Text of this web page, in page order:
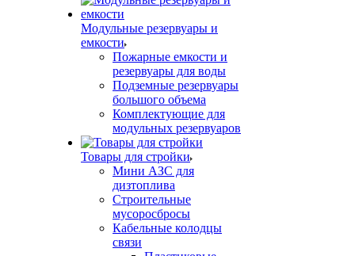
Модульные резервуары и
емкости
Пожарные емкости и
резервуары для воды
Подземные резервуары
большого объема
Комплектующие для
модульных резервуаров
Товары для стройки
Мини АЗС для
дизтоплива
Строительные
мусоросбросы
Кабельные колодцы
связи